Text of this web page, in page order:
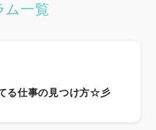
ム一覧
る仕事の見つけ方☆彡